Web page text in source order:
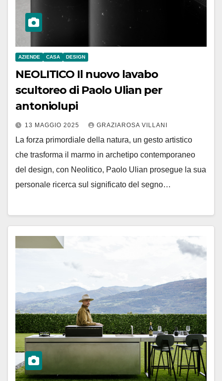
AZIENDE CASA DESIGN
NEOLITICO Il nuovo lavabo
scultoreo di Paolo Ulian per
antoniolupi
13 MAGGIO 2025 GRAZIAROSA VILLANI
La forza primordiale della natura, un gesto artistico
che trasforma il marmo in archetipo contemporaneo
del design, con Neolitico, Paolo Ulian prosegue la sua
personale ricerca sul significato del segno…